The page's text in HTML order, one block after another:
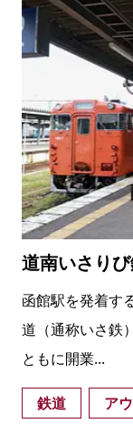
道南いさり
函館駅を発着す
道（通称いさ鉄
ともに開業...
鉄道 ア